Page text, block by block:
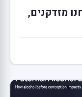
מזדקנים,